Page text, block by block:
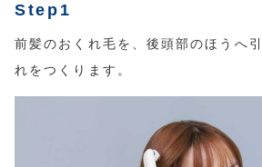
Step1
前髪のおくれ毛を、後頭部のほうへ
れをつくります。